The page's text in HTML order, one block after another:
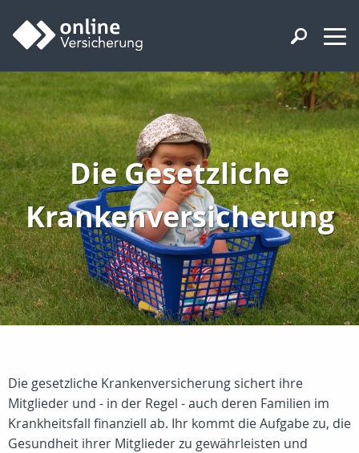
Die Gesetzliche
Krankenversicherung
Die gesetzliche Krankenversicherung sichert ihre
Mitglieder und - in der Regel - auch deren Familien im
Krankheitsfall finanziell ab. Ihr kommt die Aufgabe zu, die
Gesundheit ihrer Mitglieder zu gewährleisten und